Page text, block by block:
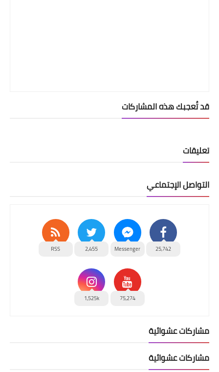
قد تُعجبك هذه المشاركات
تعليقات
التواصل الإجتماعي
25,742
Messenger
2,455
RSS
75,274
1,525k
مشاركات عشوائية
مشاركات عشوائية